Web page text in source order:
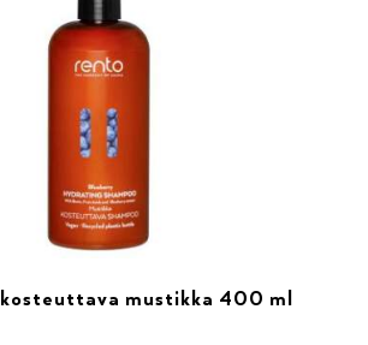
kosteuttava mustikka 400 ml